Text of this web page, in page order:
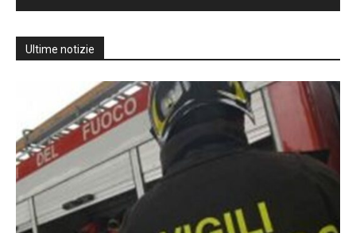
Ultime notizie